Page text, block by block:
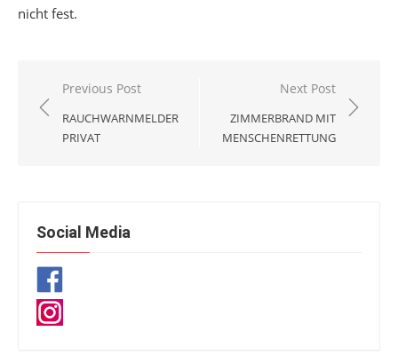
nicht fest.
Beitragsnavigation
Previous Post
RAUCHWARNMELDER
PRIVAT
Next Post
ZIMMERBRAND MIT
MENSCHENRETTUNG
Social Media